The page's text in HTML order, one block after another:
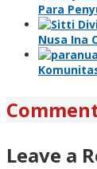
Para
Nusa Ina
Leave a